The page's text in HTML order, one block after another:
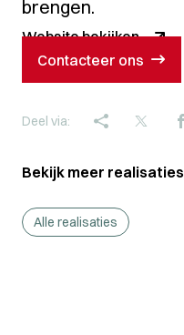
Deel via:
Bekijk meer realisaties
Alle realisaties
brengen.
Website bekijken
Contacteer ons